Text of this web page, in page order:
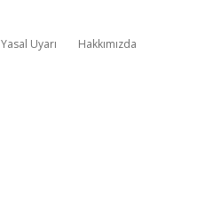
Yasal Uyarı Hakkımızda